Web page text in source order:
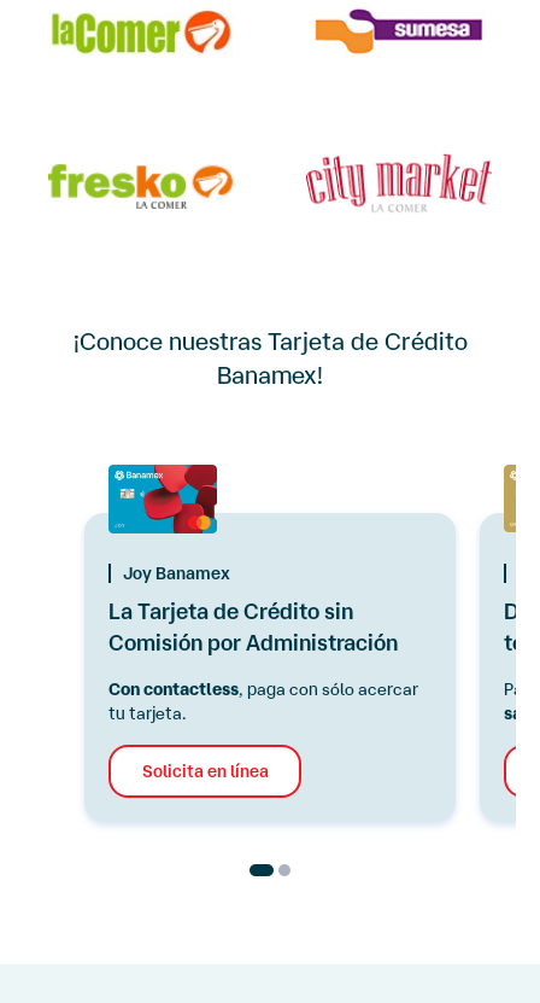
¡Conoce nuestras Tarjeta de Crédito
Banamex!
Joy Banamex
La Tarjeta de Crédito sin
Comisión por Administración
Con contactless, paga con sólo acercar
tu tarjeta.
Solicita en línea